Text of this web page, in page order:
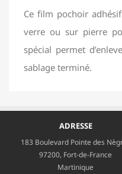
Ce film pochoir
verre ou sur pierre
spécial permet
sablage terminé.
ADRESSE
183 Boulevard Pointe des
97200, Fort-de-France
Martinique